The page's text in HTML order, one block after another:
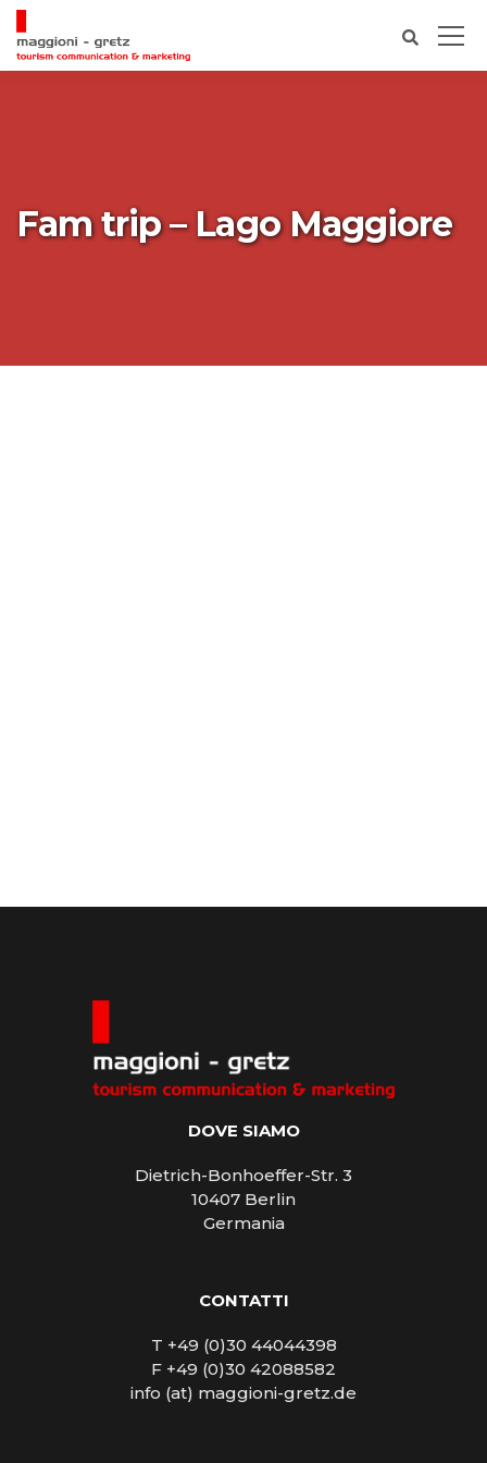
Fam trip – Lago Maggiore
DOVE SIAMO
Dietrich-Bonhoeffer-Str. 3
10407 Berlin
Germania
CONTATTI
T +49 (0)30 44044398
F +49 (0)30 42088582
info (at) maggioni-gretz.de